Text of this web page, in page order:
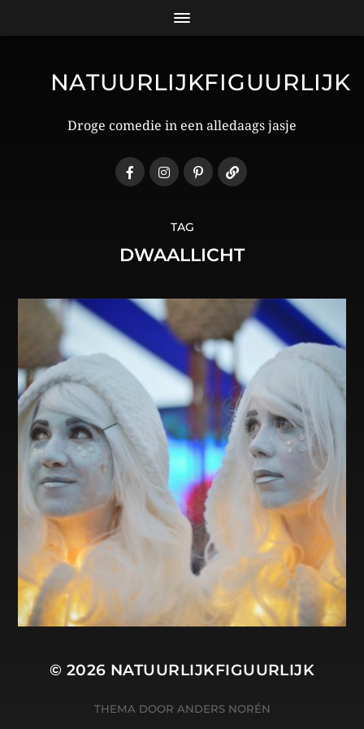
NATUURLIJKFIGUURLIJK
Droge comedie in een alledaags jasje
TAG
DWAALLICHT
© 2026 NATUURLIJKFIGUURLIJK
THEMA DOOR ANDERS NORÉN